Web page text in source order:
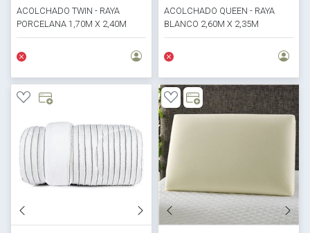
ACOLCHADO TWIN - RAYA
PORCELANA 1,70M X 2,40M
ACOLCHADO QUEEN - RAYA
BLANCO 2,60M X 2,35M